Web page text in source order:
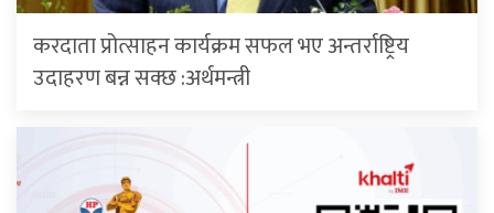
करदाता प्रोत्साहन कार्यक्रम सफल भए अन्तर्राष्ट्रिय
उदाहरण बन्न सक्छ :अर्थमन्त्री